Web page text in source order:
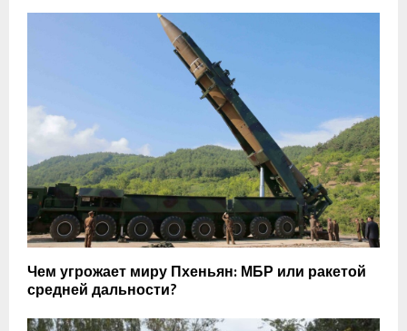
Чем угрожает миру Пхеньян: МБР или ракетой
средней дальности?